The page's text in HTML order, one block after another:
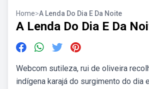
Home>A Lenda Do Dia E Da Noite
A Lenda Do Dia E Da
Webcom sutileza, rui de oliveira
indígena karajá do surgimento do dia